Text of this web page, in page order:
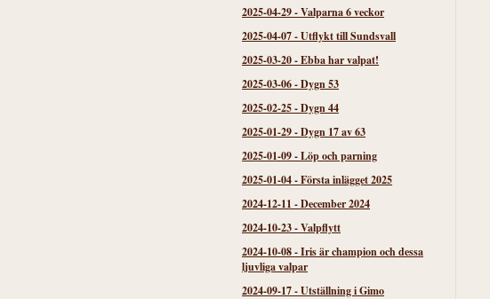
2025-04-29-Valparna 6 veckor
2025-04-07-Utflykt till Sundsvall
2025-03-20-Ebba har valpat!
2025-03-06-Dygn 53
2025-02-25-Dygn 44
2025-01-29-Dygn 17 av 63
2025-01-09-Löp och parning
2025-01-04-Första inlägget 2025
2024-12-11 -December 2024
2024-10-23-Valpflytt
2024-10-08-Iris är champion och dessa
ljuvliga valpar
2024-09-17-Utställning i Gimo